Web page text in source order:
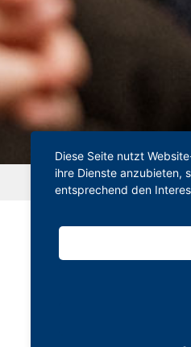
Diese Seite nutzt
ihre Dienste anzubieten,
entsprechend den